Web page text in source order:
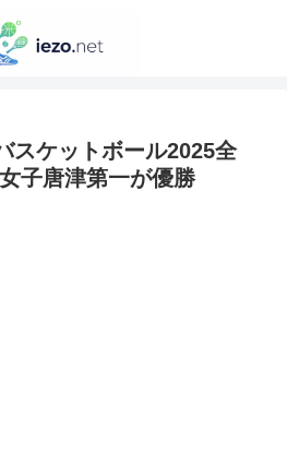
スケットボール2025全
子唐津第一が優勝